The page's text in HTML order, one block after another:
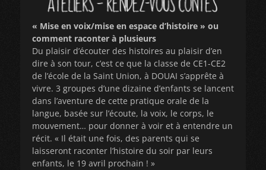
« Mise en voix/mise en espace d’histoire » ou
comment raconter à plusieurs
Du plaisir d’écouter des histoires au plaisir d’en
dire à son tour, c’est ce que la classe de CE1-CE2
de l’école de la Saint Union, à DOUAI s’apprête à
vivre. 3 groupes d’une dizaine d’enfants se lancent
dans l’aventure de cette pratique orale de la
langue, basée sur l’écoute, la voix, le corps, le
mouvement… pour donner à voir et à entendre un
récit. « Il était une fois, des parents qui se
laisseront raconter l’histoire du soir par leurs
enfants, le 19 avril prochain ! »